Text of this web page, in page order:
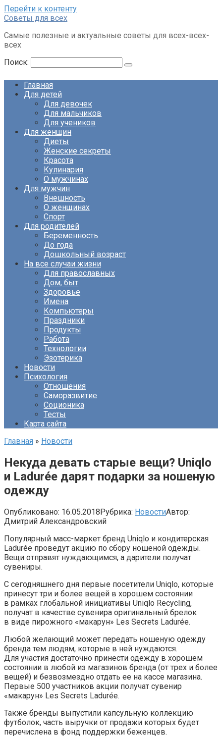
Перейти к контенту
Советы для всех
Самые полезные и актуальные советы для всех-всех-
всех
Поиск:
Главная
Для детей
Для девочек
Для мальчиков
Для учеников
Для женщин
Диеты
Женские секреты
Красота
Кулинария
О мужчинах
Для мужчин
Внешность
О женщинах
Спорт
Для родителей
Беременность
До года
Дошкольный возраст
На все случаи жизни
Для православных
Дом, быт
Здоровье
Имена
Компьютеры
Праздники
Продукты
Работа
Технологии
Эзотерика
Новости
Психология
Отношения
Саморазвитие
Соционика
Тесты
Карта сайта
Главная » Новости
Некуда девать старые вещи? Uniqlo
и Ladurée дарят подарки за ношеную
одежду
Опубликовано: 16.05.2018Рубрика: НовостиАвтор:
Дмитрий Александровский
Популярный масс-маркет бренд Uniqlo и кондитерская
Ladurée проведут акцию по сбору ношеной одежды.
Вещи отправят нуждающимся, а дарители получат
сувениры.
С сегодняшнего дня первые посетители Uniqlo, которые
принесут три и более вещей в хорошем состоянии
в рамках глобальной инициативы Uniqlo Recycling,
получат в качестве сувенира оригинальный брелок
в виде пирожного «макарун» Les Secrets Ladurée.
Любой желающий может передать ношеную одежду
бренда тем людям, которые в ней нуждаются.
Для участия достаточно принести одежду в хорошем
состоянии в любой из магазинов бренда (от трех и более
вещей) и безвозмездно отдать ее на кассе магазина.
Первые 500 участников акции получат сувенир
«макарун» Les Secrets Ladurée.
Также бренды выпустили капсульную коллекцию
футболок, часть выручки от продажи которых будет
перечислена в фонд поддержки беженцев.